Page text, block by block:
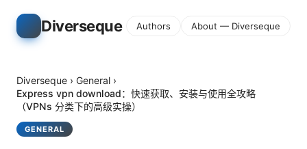
Diverseque Authors About — Diverseque
Diverseque › General ›
Express vpn download：快速获取、安装与使用全攻略
（VPNs 分类下的高级实操）
GENERAL